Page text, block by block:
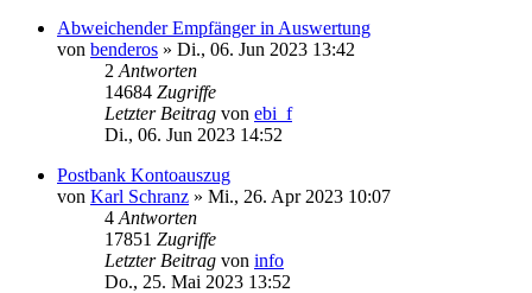
Abweichender Empfänger in Auswertung
von benderos » Di., 06. Jun 2023 13:42
2 Antworten
14684 Zugriffe
Letzter Beitrag von ebi_f
Di., 06. Jun 2023 14:52
Postbank Kontoauszug
von Karl Schranz » Mi., 26. Apr 2023 10:07
4 Antworten
17851 Zugriffe
Letzter Beitrag von info
Do., 25. Mai 2023 13:52